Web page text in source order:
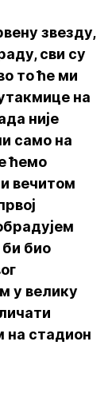
звезду,
сви су
то ће ми
на
није
само на
ћемо
вечитом
би био
у велику
на стадион